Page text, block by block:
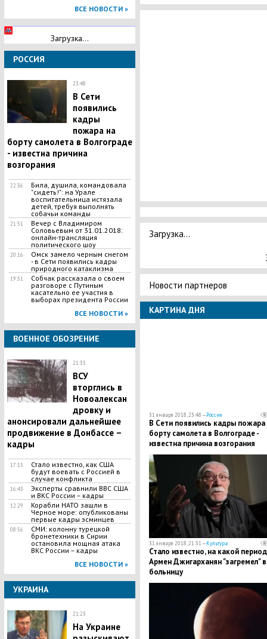
ВСЕ НОВОСТИ »
Загрузка...
РОССИЯ
23:48
​В Сети
появились
кадры
пожара на
борту самолета в Волгограде
- известна причина
возгорания
22:36
Била, душила, командовала
"сидеть!": на Урале
воспитательница истязала
детей, требуя выполнять
собачьи команды
21:51
Вечер с Владимиром
Соловьевым от 31.01.2018:
онлайн-трансляция
политического шоу
20:16
Омск замело черным снегом
- в Сети появились кадры
природного катаклизма
19:51
Собчак рассказала о своем
разговоре с Путиным
касательно ее участия в
выборах президента России
ВСЕ НОВОСТИ »
ВОЕННОЕ ОБОЗРЕНИЕ
21:35
ВСУ
вторглись в
Новоалексан
дровку и
анонсировали дальнейшее
продвижение в Донбассе –
кадры
17:15
Стало известно, как США
будут воевать с Россией в
случае конфликта
16:43
Эксперты сравнили ВВС США
и ВКС России – кадры
12:29
Корабли НАТО зашли в
Черное море: опубликованы
первые кадры эсминцев
08:56
​СМИ: колонну турецкой
бронетехники в Сирии
остановила мощная атака
ВКС России – кадры
ВСЕ НОВОСТИ »
УКРАИНА
21:23
На Украине
Загрузка...
Новости партнеров
КАРТИНА ДНЯ
31 января 2018, 23:48 —Россия
​В Сети появились кадры пожара
борту самолета в Волгограде -
известна причина возгорания
31 января 2018, 21:31 —Культура
​Стало известно, на какой период
Армен Джигарханян "загремел" в
больницу